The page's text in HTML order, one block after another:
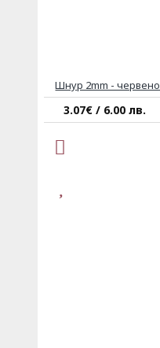
Шнур 2mm - червено
3.07€ / 6.00 лв.